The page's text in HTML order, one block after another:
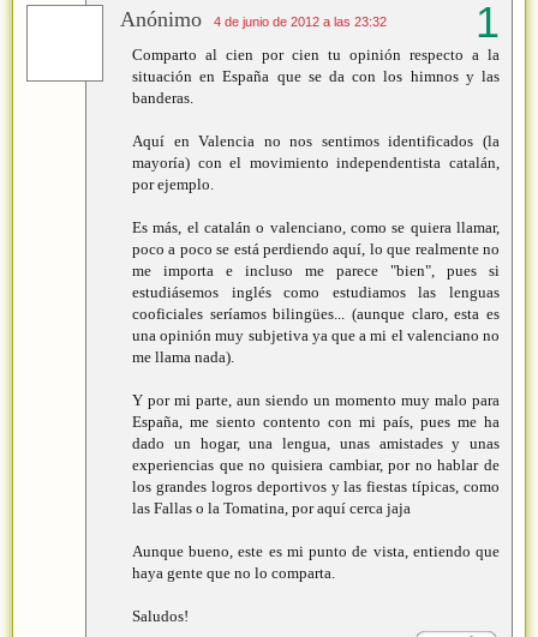
Anónimo 4 de junio de 2012 a las 23:32
Comparto al cien por cien tu opinión respecto a la
situación en España que se da con los himnos y las
banderas.
Aquí en Valencia no nos sentimos identificados (la
mayoría) con el movimiento independentista catalán,
por ejemplo.
Es más, el catalán o valenciano, como se quiera llamar,
poco a poco se está perdiendo aquí, lo que realmente no
me importa e incluso me parece "bien", pues si
estudiásemos inglés como estudiamos las lenguas
cooficiales seríamos bilingües... (aunque claro, esta es
una opinión muy subjetiva ya que a mi el valenciano no
me llama nada).
Y por mi parte, aun siendo un momento muy malo para
España, me siento contento con mi país, pues me ha
dado un hogar, una lengua, unas amistades y unas
experiencias que no quisiera cambiar, por no hablar de
los grandes logros deportivos y las fiestas típicas, como
las Fallas o la Tomatina, por aquí cerca jaja
Aunque bueno, este es mi punto de vista, entiendo que
haya gente que no lo comparta.
Saludos!